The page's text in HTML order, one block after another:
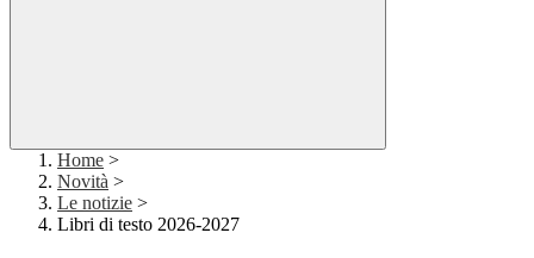
Home >
Novità >
Le notizie >
Libri di testo 2026-2027